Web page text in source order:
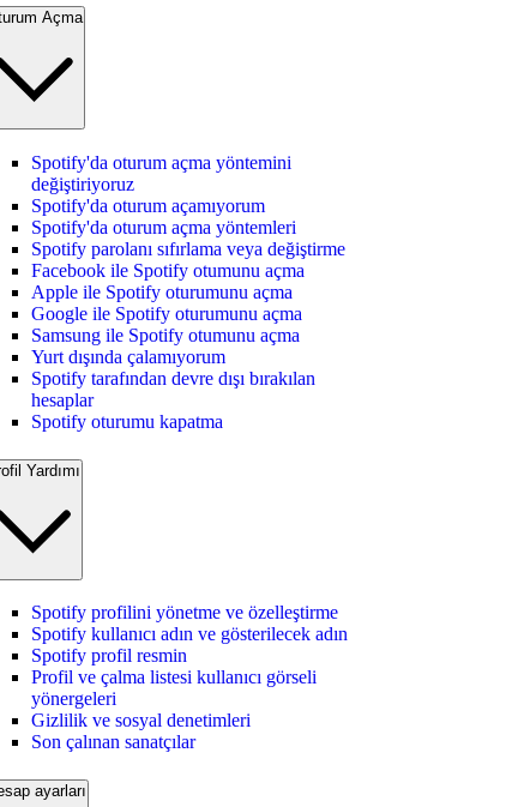
Açma
Spotify'da oturum açma yöntemini
değiştiriyoruz
Spotify'da oturum açamıyorum
Spotify'da oturum açma yöntemleri
Spotify parolanı sıfırlama veya değiştirme
Facebook ile Spotify otumunu açma
Apple ile Spotify oturumunu açma
Google ile Spotify oturumunu açma
Samsung ile Spotify otumunu açma
Yurt dışında çalamıyorum
Spotify tarafından devre dışı bırakılan
hesaplar
Spotify oturumu kapatma
Yardımı
Spotify profilini yönetme ve özelleştirme
Spotify kullanıcı adın ve gösterilecek adın
Spotify profil resmin
Profil ve çalma listesi kullanıcı görseli
yönergeleri
Gizlilik ve sosyal denetimleri
Son çalınan sanatçılar
ayarları